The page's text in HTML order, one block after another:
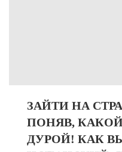
ЗАЙТИ НА
ПОНЯВ,
ДУРОЙ! КАК